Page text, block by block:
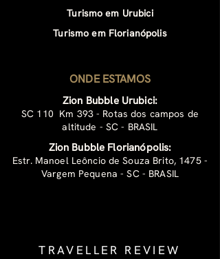
Turismo em Urubici
Turismo em Florianópolis
ONDE ESTAMOS
Zion Bubble Urubici:
SC 110 Km 393 - Rotas dos campos de
altitude - SC - BRASIL
Zion Bubble Florianópolis:
Estr. Manoel Leôncio de Souza Brito, 1475 -
Vargem Pequena - SC - BRASIL
TRAVELLER REVIEW